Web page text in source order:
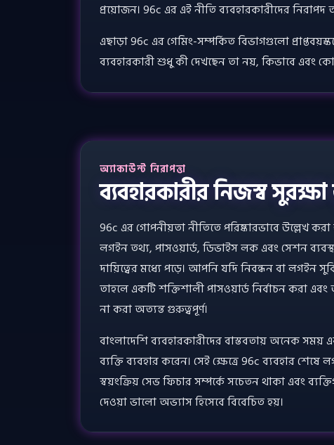
প্রয়োজন। 96c এর এই নীতি ব্যবহারকারীদের
এছাড়া 96c এর গেমিং-সম্পর্কিত বিভাগগুলো
ব্যবহারকারী শুধু কী দেখছেন তা নয়, কিভাবে এবং
অ্যাকাউন্ট নিরাপত্তা
ব্যবহারকারীর নিজস্ব
96c এর গোপনীয়তা নীতিতে পরিষ্কারভাবে উল্লেখ
লগইন তথ্য, পাসওয়ার্ড, ডিভাইস লক এবং সেশন
দায়িত্বের মধ্যে পড়ে। আপনি যদি নিবন্ধন বা লগইন
তাহলে একটি শক্তিশালী পাসওয়ার্ড নির্বাচন করা
না করা অত্যন্ত গুরুত্বপূর্ণ।
বাংলাদেশি ব্যবহারকারীদের বাস্তবতায় অনেক সময়
ব্যক্তি ব্যবহার করেন। সেই ক্ষেত্রে 96c ব্যবহার
স্বয়ংক্রিয় সেভ ফিচার সম্পর্কে সচেতন থাকা এবং
দেওয়া ভালো অভ্যাস হিসেবে বিবেচিত হয়।